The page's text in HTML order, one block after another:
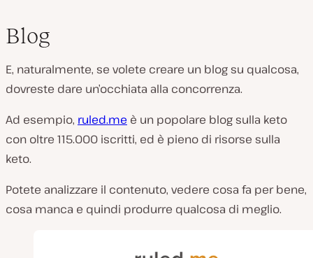
Blog
E, naturalmente, se volete creare un blog su qualcosa,
dovreste dare un’occhiata alla concorrenza.
Ad esempio, ruled.me è un popolare blog sulla keto
con oltre 115.000 iscritti, ed è pieno di risorse sulla
keto.
Potete analizzare il contenuto, vedere cosa fa per bene,
cosa manca e quindi produrre qualcosa di meglio.